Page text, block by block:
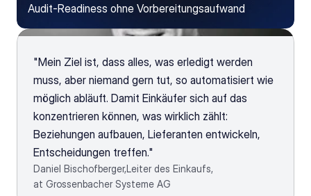
Audit-Readiness ohne Vorbereitungsaufwand
"Mein Ziel ist, dass alles, was erledigt werden
muss, aber niemand gern tut, so automatisiert wie
möglich abläuft. Damit Einkäufer sich auf das
konzentrieren können, was wirklich zählt:
Beziehungen aufbauen, Lieferanten entwickeln,
Entscheidungen treffen."
Daniel Bischofberger,Leiter des Einkaufs,
at Grossenbacher Systeme AG